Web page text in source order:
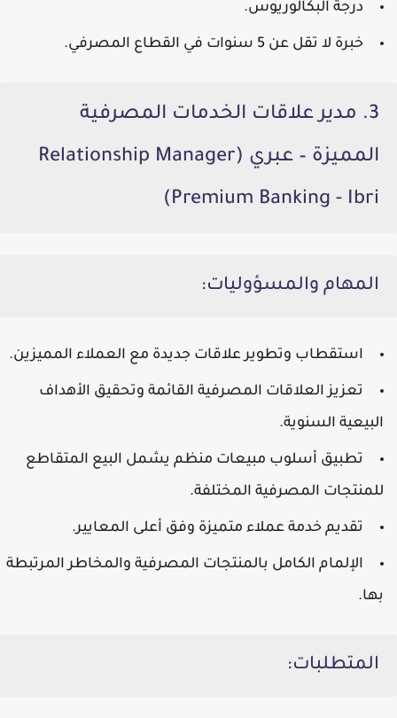
درجة البكالوريوس.
خبرة لا تقل عن 5 سنوات في القطاع المصرفي.
3. مدير علاقات الخدمات المصرفية
المميزة – عبري (Relationship Manager
Premium Banking - Ibri)
المهام والمسؤوليات:
استقطاب وتطوير علاقات جديدة مع العملاء المميزين.
تعزيز العلاقات المصرفية القائمة وتحقيق الأهداف
البيعية السنوية.
تطبيق أسلوب مبيعات منظم يشمل البيع المتقاطع
للمنتجات المصرفية المختلفة.
تقديم خدمة عملاء متميزة وفق أعلى المعايير.
الإلمام الكامل بالمنتجات المصرفية والمخاطر المرتبطة
بها.
المتطلبات: